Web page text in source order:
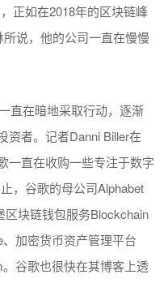
正如在2018年的区块链峰
说，他的公司一直在慢慢
直在暗地采取行动，逐渐
资者。记者Danni Biller在
一直在收购一些专注于数字
，谷歌的母公司Alphabet
块链钱包服务Blockchain
加密货币资产管理平台
谷歌也很快在其博客上透